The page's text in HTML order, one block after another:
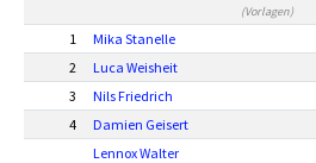
(Vorlagen)
1 Mika Stanelle
2
Luca Weisheit
3
Nils Friedrich
4
Damien Geisert
Lennox Walter